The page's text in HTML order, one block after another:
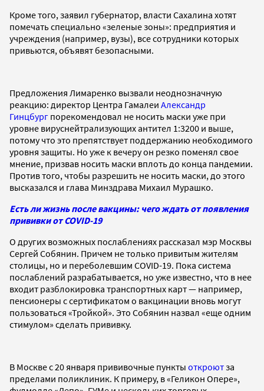
Кроме того, заявил губернатор, власти Сахалина хотят
помечать специально «зеленые зоны»: предприятия и
учреждения (например, вузы), все сотрудники которых
привьются, объявят безопасными.
Предложения Лимаренко вызвали неоднозначную
реакцию: директор Центра Гамалеи Александр
Гинцбург порекомендовал не носить маски уже при
уровне вируснейтрализующих антител 1:3200 и выше,
потому что это препятствует поддержанию необходимого
уровня защиты. Но уже к вечеру он резко поменял свое
мнение, призвав носить маски вплоть до конца пандемии.
Против того, чтобы разрешить не носить маски, до этого
высказался и глава Минздрава Михаил Мурашко.
Есть ли жизнь после вакцины: чего ждать от появления
прививки от COVID-19
О других возможных послаблениях рассказал мэр Москвы
Сергей Собянин. Причем не только привитым жителям
столицы, но и переболевшим COVID-19. Пока система
послаблений разрабатывается, но уже известно, что в нее
входит разблокировка транспортных карт — например,
пенсионеры с сертификатом о вакцинации вновь могут
пользоваться «Тройкой». Это Собянин назвал «еще одним
стимулом» сделать прививку.
В Москве с 20 января прививочные пункты откроютза
пределами поликлиник. К примеру, в «Геликон Опере»,